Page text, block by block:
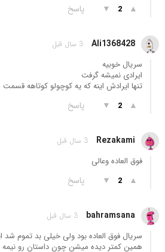
▲
2
▼ پاسخ
Ali1368428 3 سال قبل
سريال خوبيه
ايرادى نميشه گرفت
تنها ايرادش اينه كه يه كوچولو كوتاهه
▲
2
▼ پاسخ
Rezakami 3 سال قبل
فوق العاده وعالی
▲
2
▼ پاسخ
bahramsana 3 سال قبل
سریال فوق العاده بود ولی خیلی بد تموم شد
همین کمتر دیده میشن چون داستان رو نیمه